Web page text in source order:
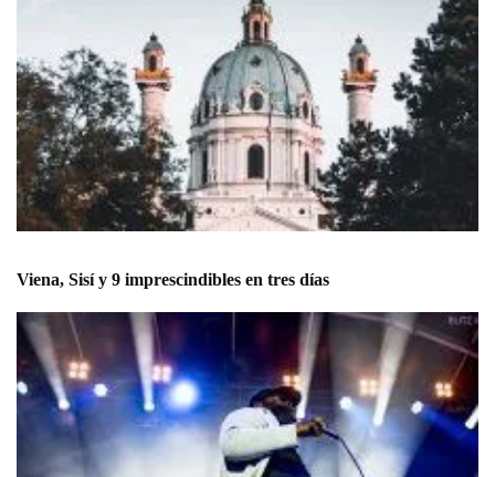
Viena, Sisí y 9 imprescindibles en tres días